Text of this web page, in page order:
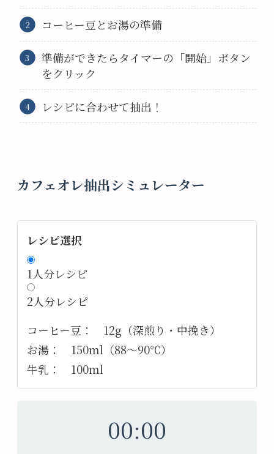
コーヒー豆とお湯の準備
準備ができたらタイマーの「開始」ボタン
をクリック
レシピに合わせて抽出！
カフェオレ抽出シミュレーター
レシピ選択
1人分レシピ
2人分レシピ
コーヒー豆： 12g（深煎り・中挽き）
お湯： 150ml（88〜90℃）
牛乳： 100ml
00:00